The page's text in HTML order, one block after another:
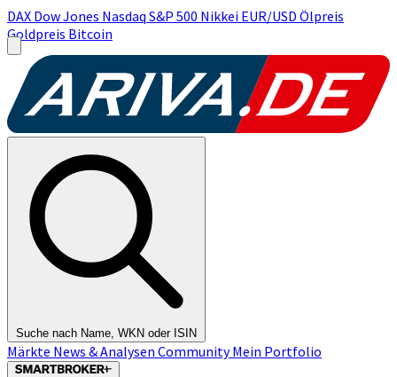
DAX Dow Jones Nasdaq S&P 500 Nikkei EUR/USD Ölpreis
Goldpreis Bitcoin
Suche nach Name, WKN oder ISIN
Märkte News & Analysen CommunityMein Portfolio